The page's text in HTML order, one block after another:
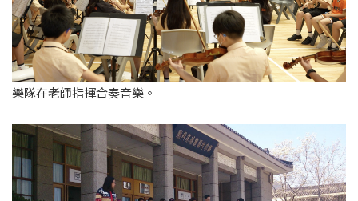
樂隊在老師指揮合奏音樂。